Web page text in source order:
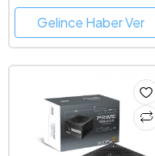
Gelince Haber Ver